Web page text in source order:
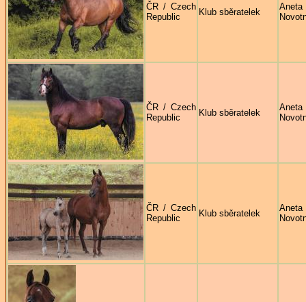
ČR / Czech
Republic
Klub sběratelek
Aneta
ČR / Czech
Republic
Klub sběratelek
Aneta
ČR / Czech
Republic
Klub sběratelek
Aneta